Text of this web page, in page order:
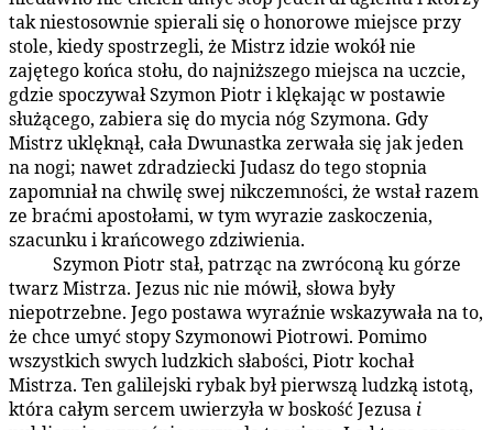
tak niestosownie spierali się o honorowe miejsce przy
stole, kiedy spostrzegli, że Mistrz idzie wokół nie
zajętego końca stołu, do najniższego miejsca na uczcie,
gdzie spoczywał Szymon Piotr i klękając w postawie
służącego, zabiera się do mycia nóg Szymona. Gdy
Mistrz uklęknął, cała Dwunastka zerwała się jak jeden
na nogi; nawet zdradziecki Judasz do tego stopnia
zapomniał na chwilę swej nikczemności, że wstał razem
ze braćmi apostołami, w tym wyrazie zaskoczenia,
szacunku i krańcowego zdziwienia.
179:3.2Szymon Piotr stał, patrząc na zwróconą ku górze
twarz Mistrza. Jezus nic nie mówił, słowa były
niepotrzebne. Jego postawa wyraźnie wskazywała na to,
że chce umyć stopy Szymonowi Piotrowi. Pomimo
wszystkich swych ludzkich słabości, Piotr kochał
Mistrza. Ten galilejski rybak był pierwszą ludzką istotą,
która całym sercem uwierzyła w boskość Jezusa i